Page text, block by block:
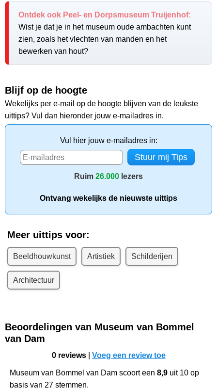
Ontdek ook Peel- en Dorpsmuseum Truijenhof:
Wist je dat je in het museum oude ambachten kunt
zien, zoals het vlechten van manden en het
bewerken van hout?
Blijf op de hoogte
Wekelijks per e-mail op de hoogte blijven van de leukste
uittips? Vul dan hieronder jouw e-mailadres in.
Vul hier jouw e-mailadres in:
Ruim 26.000 lezers
Ontvang wekelijks de nieuwste uittips
Meer uittips voor:
Beeldhouwkunst Artistiek Schilderijen
Architectuur
Beoordelingen van Museum van Bommel
van Dam
0 reviews| Voeg een review toe
Museum van Bommel van Dam scoort een 8,9 uit 10 op
basis van 27 stemmen.